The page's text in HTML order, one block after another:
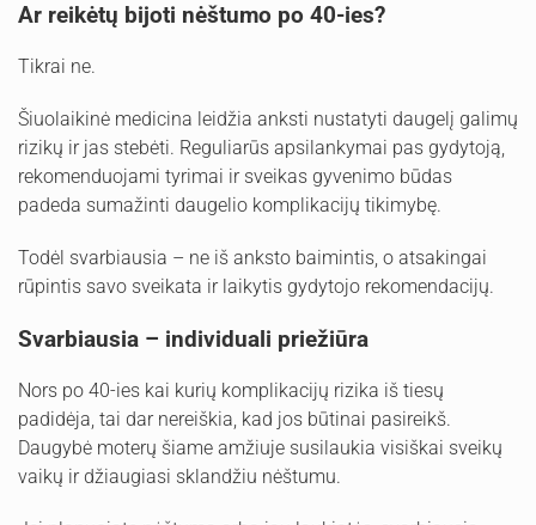
Ar reikėtų bijoti nėštumo po 40-ies?
Tikrai ne.
Šiuolaikinė medicina leidžia anksti nustatyti daugelį galimų
rizikų ir jas stebėti. Reguliarūs apsilankymai pas gydytoją,
rekomenduojami tyrimai ir sveikas gyvenimo būdas
padeda sumažinti daugelio komplikacijų tikimybę.
Todėl svarbiausia – ne iš anksto baimintis, o atsakingai
rūpintis savo sveikata ir laikytis gydytojo rekomendacijų.
Svarbiausia – individuali priežiūra
Nors po 40-ies kai kurių komplikacijų rizika iš tiesų
padidėja, tai dar nereiškia, kad jos būtinai pasireikš.
Daugybė moterų šiame amžiuje susilaukia visiškai sveikų
vaikų ir džiaugiasi sklandžiu nėštumu.